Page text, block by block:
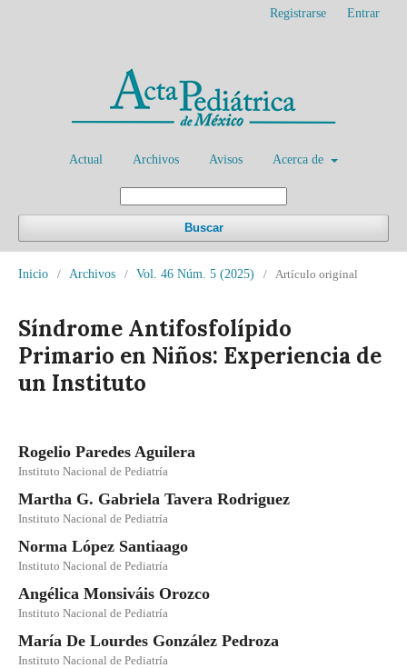
Actual Archivos Avisos Acerca de
Buscar
Registrarse Entrar
Inicio / Archivos / Vol. 46 Núm. 5 (2025) / Artículo original
Síndrome Antifosfolípido
Primario en Niños: Experiencia de
un Instituto
Rogelio Paredes Aguilera
Instituto Nacional de Pediatría
Martha G. Gabriela Tavera Rodriguez
Instituto Nacional de Pediatría
Norma López Santiaago
Instituto Nacional de Pediatría
Angélica Monsiváis Orozco
Instituto Nacional de Pediatría
María De Lourdes González Pedroza
Instituto Nacional de Pediatría